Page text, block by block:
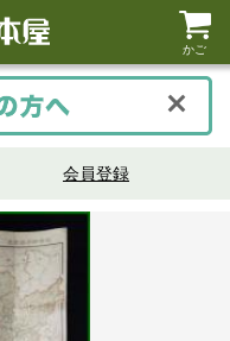
かご
会員登録